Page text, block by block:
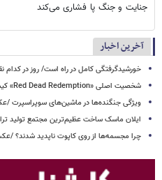
جنایت و جنگ پا فشاری می‌کند
آخرین اخبار
خورشیدگرفتگی کامل در راه است/ روز در
شخصیت اصلی «Red Dead Redemption» کیست؟
ویژگی جنگنده‌ها در ماشین‌های سوپراسپرت
ایلان ماسک ساخت عظیم‌ترین مجتمع تولید
چرا مجسمه‌ها از روی کاپوت‌ ناپدید شدند؟ /